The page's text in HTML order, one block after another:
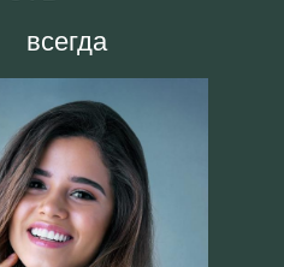
всегда